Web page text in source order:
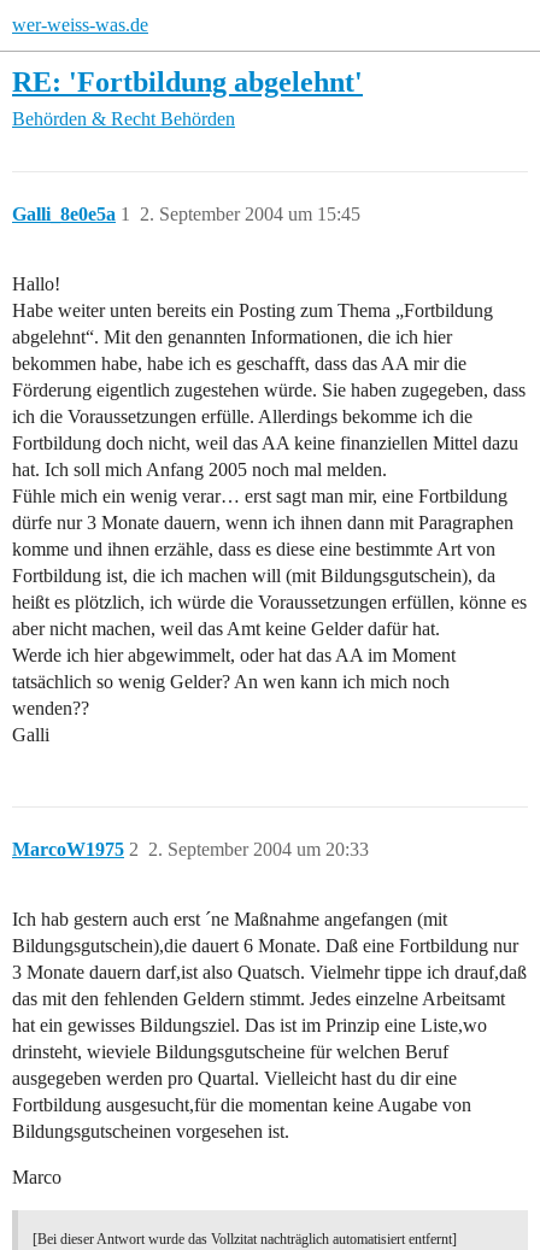
wer-weiss-was.de
RE: 'Fortbildung abgelehnt'
Behörden & Recht Behörden
Galli_8e0e5a 2. September 2004 um 15:45
1
Hallo!
Habe weiter unten bereits ein Posting zum Thema „Fortbildung
abgelehnt“. Mit den genannten Informationen, die ich hier
bekommen habe, habe ich es geschafft, dass das AA mir die
Förderung eigentlich zugestehen würde. Sie haben zugegeben, dass
ich die Voraussetzungen erfülle. Allerdings bekomme ich die
Fortbildung doch nicht, weil das AA keine finanziellen Mittel dazu
hat. Ich soll mich Anfang 2005 noch mal melden.
Fühle mich ein wenig verar… erst sagt man mir, eine Fortbildung
dürfe nur 3 Monate dauern, wenn ich ihnen dann mit Paragraphen
komme und ihnen erzähle, dass es diese eine bestimmte Art von
Fortbildung ist, die ich machen will (mit Bildungsgutschein), da
heißt es plötzlich, ich würde die Voraussetzungen erfüllen, könne es
aber nicht machen, weil das Amt keine Gelder dafür hat.
Werde ich hier abgewimmelt, oder hat das AA im Moment
tatsächlich so wenig Gelder? An wen kann ich mich noch
wenden??
Galli
MarcoW1975 2. September 2004 um 20:33
2
Ich hab gestern auch erst ´ne Maßnahme angefangen (mit
Bildungsgutschein),die dauert 6 Monate. Daß eine Fortbildung nur
3 Monate dauern darf,ist also Quatsch. Vielmehr tippe ich drauf,daß
das mit den fehlenden Geldern stimmt. Jedes einzelne Arbeitsamt
hat ein gewisses Bildungsziel. Das ist im Prinzip eine Liste,wo
drinsteht, wieviele Bildungsgutscheine für welchen Beruf
ausgegeben werden pro Quartal. Vielleicht hast du dir eine
Fortbildung ausgesucht,für die momentan keine Augabe von
Bildungsgutscheinen vorgesehen ist.
Marco
[Bei dieser Antwort wurde das Vollzitat nachträglich automatisiert entfernt]